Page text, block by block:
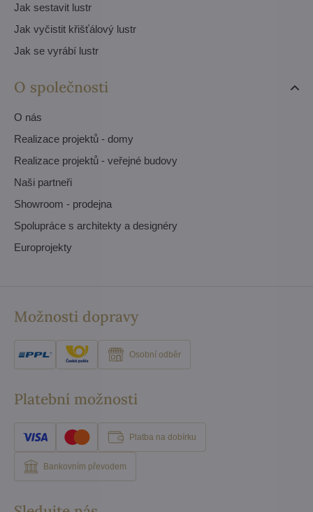
Jak sestavit lustr
Jak vyčistit křišťálový lustr
Jak se vyrábí lustr
O společnosti
O nás
Realizace projektů - domy
Realizace projektů - veřejné budovy
Naši partneři
Showroom - prodejna
Spolupráce s architekty a designéry
Europrojekty
Možnosti dopravy
Osobní odběr
Platební možnosti
Platba na dobírku
Bankovním převodem